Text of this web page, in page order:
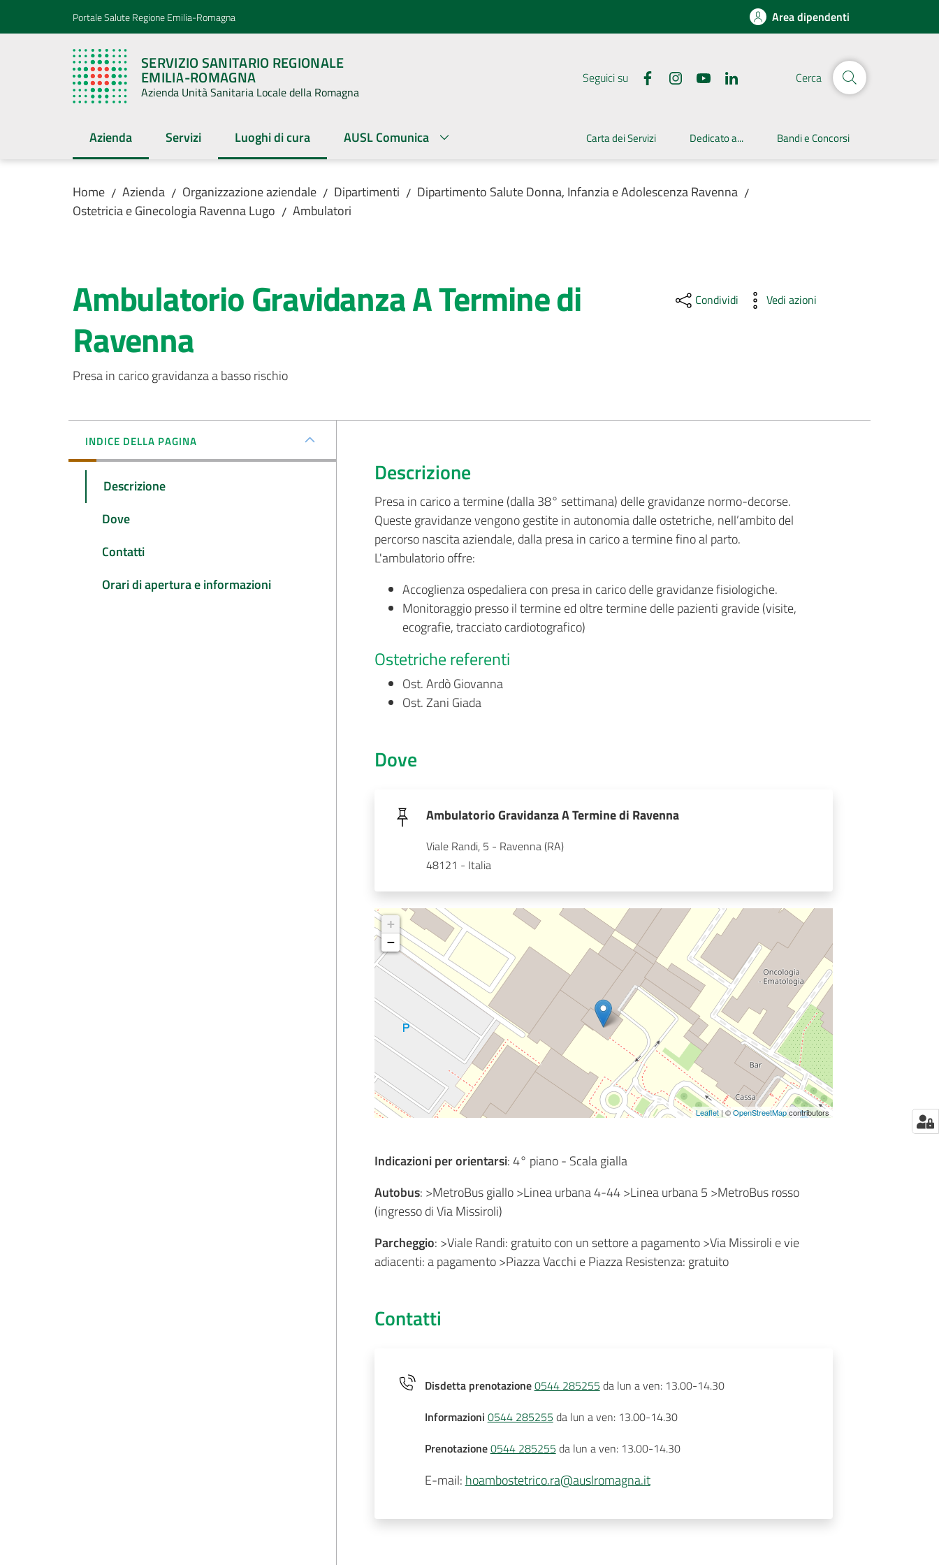
Vai al contenuto
Vai alla navigazionePortale Salute Regione Emilia-Romagna Area dipendenti
SERVIZIO SANITARIO REGIONALE
EMILIA-ROMAGNA
Azienda Unità Sanitaria Locale della Romagna
Seguici su Cerca
Azienda
Menu selezionatoServizi Luoghi di cura
Menu selezionato AUSL Comunica Carta dei Servizi Dedicato a... Bandi e Concorsi
Home / Azienda / Organizzazione aziendale / Dipartimenti / Dipartimento Salute Donna, Infanzia e Adolescenza Ravenna /
Ostetricia e Ginecologia Ravenna Lugo / Ambulatori
Ambulatorio Gravidanza A Termine di
Ravenna
Presa in carico gravidanza a basso rischio
Condividi Vedi azioni
INDICE DELLA PAGINA
Descrizione
Dove
Contatti
Orari di apertura e informazioni
Descrizione
Presa in carico a termine (dalla 38° settimana) delle gravidanze normo-decorse.
Queste gravidanze vengono gestite in autonomia dalle ostetriche, nell’ambito del
percorso nascita aziendale, dalla presa in carico a termine fino al parto.
L'ambulatorio offre:
Accoglienza ospedaliera con presa in carico delle gravidanze fisiologiche.
Monitoraggio presso il termine ed oltre termine delle pazienti gravide (visite,
ecografie, tracciato cardiotografico)
Ostetriche referenti
Ost. Ardò Giovanna
Ost. Zani Giada
Dove
Ambulatorio Gravidanza A Termine di Ravenna
Viale Randi, 5 - Ravenna (RA)
48121 - Italia
+
−
Leaflet| ©OpenStreetMapcontributors
Indicazioni per orientarsi: 4° piano - Scala gialla
Autobus: >MetroBus giallo >Linea urbana 4-44 >Linea urbana 5 >MetroBus rosso
(ingresso di Via Missiroli)
Parcheggio: >Viale Randi: gratuito con un settore a pagamento >Via Missiroli e vie
adiacenti: a pagamento >Piazza Vacchi e Piazza Resistenza: gratuito
Contatti
Disdetta prenotazione0544 285255 da lun a ven: 13.00-14.30
Informazioni 0544 285255 da lun a ven: 13.00-14.30
Prenotazione0544 285255 da lun a ven: 13.00-14.30
E-mail: hoambostetrico.ra@auslromagna.it